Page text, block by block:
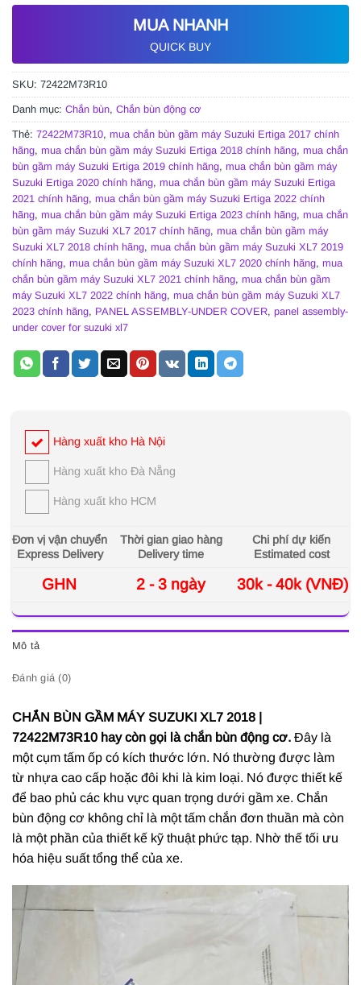
MUA NHANH
QUICK BUY
SKU: 72422M73R10
Danh mục: Chắn bùn, Chắn bùn động cơ
Thẻ: 72422M73R10, mua chắn bùn gầm máy Suzuki Ertiga 2017 chính
hãng, mua chắn bùn gầm máy Suzuki Ertiga 2018 chính hãng, mua chắn
bùn gầm máy Suzuki Ertiga 2019 chính hãng, mua chắn bùn gầm máy
Suzuki Ertiga 2020 chính hãng, mua chắn bùn gầm máy Suzuki Ertiga
2021 chính hãng, mua chắn bùn gầm máy Suzuki Ertiga 2022 chính
hãng, mua chắn bùn gầm máy Suzuki Ertiga 2023 chính hãng, mua chắn
bùn gầm máy Suzuki XL7 2017 chính hãng, mua chắn bùn gầm máy
Suzuki XL7 2018 chính hãng, mua chắn bùn gầm máy Suzuki XL7 2019
chính hãng, mua chắn bùn gầm máy Suzuki XL7 2020 chính hãng, mua
chắn bùn gầm máy Suzuki XL7 2021 chính hãng, mua chắn bùn gầm
máy Suzuki XL7 2022 chính hãng, mua chắn bùn gầm máy Suzuki XL7
2023 chính hãng, PANEL ASSEMBLY-UNDER COVER, panel assembly-
under cover for suzuki xl7
Hàng xuất kho Hà Nội
Hàng xuất kho Đà Nẵng
Hàng xuất kho HCM
Đơn vị vận chuyển
Express Delivery
Thời gian giao hàng
Delivery time
Chi phí dự kiến
Estimated cost
GHN 2 - 3 ngày 30k - 40k (VNĐ)
Mô tả
Đánh giá (0)
CHẮN BÙN GẦM MÁY SUZUKI XL7 2018 |
72422M73R10 hay còn gọi là chắn bùn động cơ. Đây là
một cụm tấm ốp có kích thước lớn. Nó thường được làm
từ nhựa cao cấp hoặc đôi khi là kim loại. Nó được thiết kế
để bao phủ các khu vực quan trọng dưới gầm xe. Chắn
bùn động cơ không chỉ là một tấm chắn đơn thuần mà còn
là một phần của thiết kế kỹ thuật phức tạp. Nhờ thế tối ưu
hóa hiệu suất tổng thể của xe.